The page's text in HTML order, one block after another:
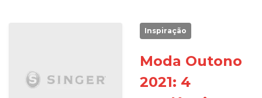
Inspiração
Moda Outono
2021: 4